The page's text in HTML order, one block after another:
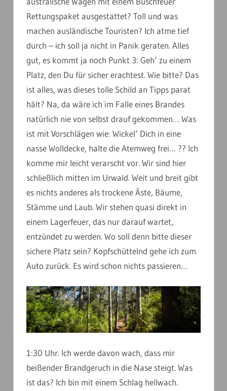
Rettungspaket ausgestattet? Toll und was
machen ausländische Touristen? Ich atme tief
durch – ich soll ja nicht in Panik geraten. Alles
gut, es kommt ja noch Punkt 3: Geh‘ zu einem
Platz, den Du für sicher erachtest. Wie bitte? Das
ist alles, was dieses tolle Schild an Tipps parat
hält? Na, da wäre ich im Falle eines Brandes
natürlich nie von selbst drauf gekommen… Was
ist mit Vorschlägen wie: Wickel‘ Dich in eine
nasse Wolldecke, halte die Atemweg frei… ?? Ich
komme mir leicht verarscht vor. Wir sind hier
schließlich mitten im Urwald. Weit und breit gibt
es nichts anderes als trockene Äste, Bäume,
Stämme und Laub. Wir stehen quasi direkt in
einem Lagerfeuer, das nur darauf wartet,
entzündet zu werden. Wo soll denn bitte dieser
sichere Platz sein? Kopfschüttelnd gehe ich zum
Auto zurück. Es wird schon nichts passieren…
1:30 Uhr. Ich werde davon wach, dass mir
beißender Brandgeruch in die Nase steigt. Was
ist das? Ich bin mit einem Schlag hellwach.